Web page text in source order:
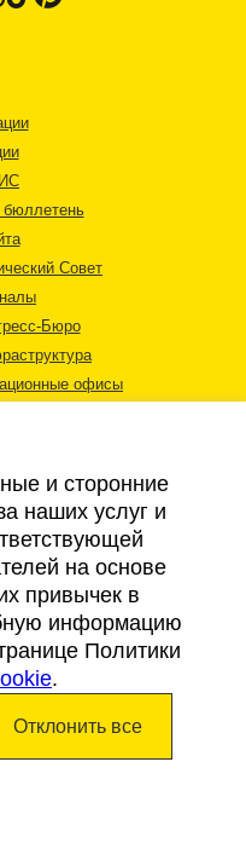
Совет
Бюро
офисы
Совет. Все права
и сторонние
наших услуг и
на основе
привычек в
информацию
Политики
.
Отклонить все